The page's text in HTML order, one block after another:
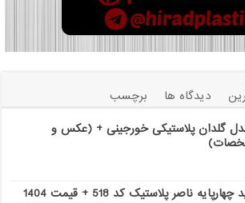
دیدگاه ها
برچسب
مدل گلدان پلاستیکی خورجینی + (عکس و
ناصر پلاستیک کد 518 + قیمت 1404